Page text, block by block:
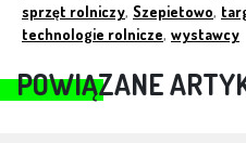
sprzęt rolniczy, Szepietowo,
technologie rolnicze, wystawcy
POWIĄZANE